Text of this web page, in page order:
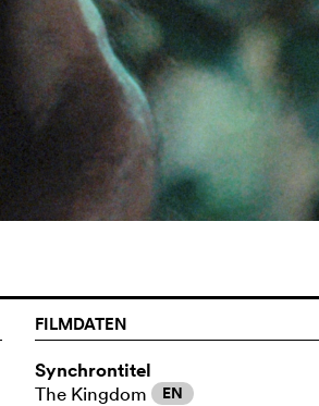
FILMDATEN
Synchrontitel
The Kingdom EN